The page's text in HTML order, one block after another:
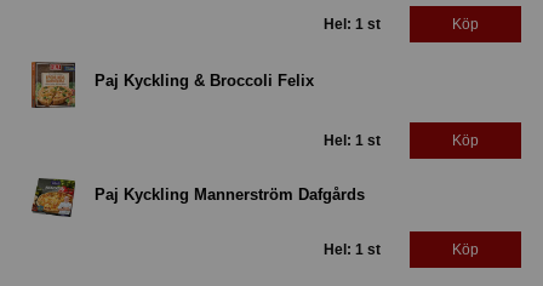
Hel: 1 st Köp
Paj Kyckling & Broccoli Felix
Hel: 1 st Köp
Paj Kyckling Mannerström Dafgårds
Hel: 1 st Köp